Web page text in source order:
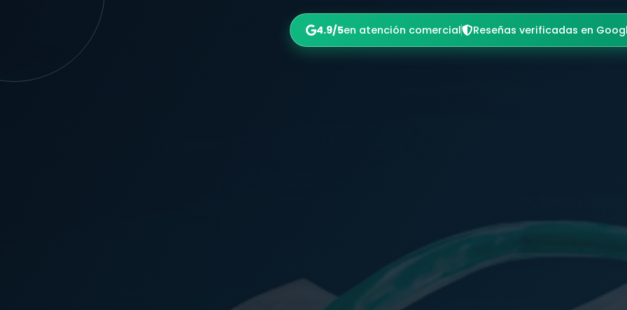
4.9/5en atención comercial Reseñas verificadas en